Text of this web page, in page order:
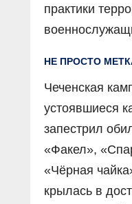
практики
НЕ ПРОСТО
Чеченская
устоявшиеся
запестрил
«Факел»,
«Чёрная
крылась в